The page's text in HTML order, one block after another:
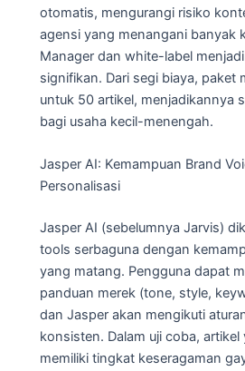
otomatis, mengurangi risiko
agensi yang menangani banyak
Manager dan white-label
signifikan. Dari segi biaya, paket
untuk 50 artikel, menjadikannya
bagi usaha kecil-menengah.
Jasper AI: Kemampuan Brand
Personalisasi
Jasper AI (sebelumnya Jarvis)
tools serbaguna dengan
yang matang. Pengguna dapat
panduan merek (tone, style,
dan Jasper akan mengikuti
konsisten. Dalam uji coba,
memiliki tingkat keseragaman